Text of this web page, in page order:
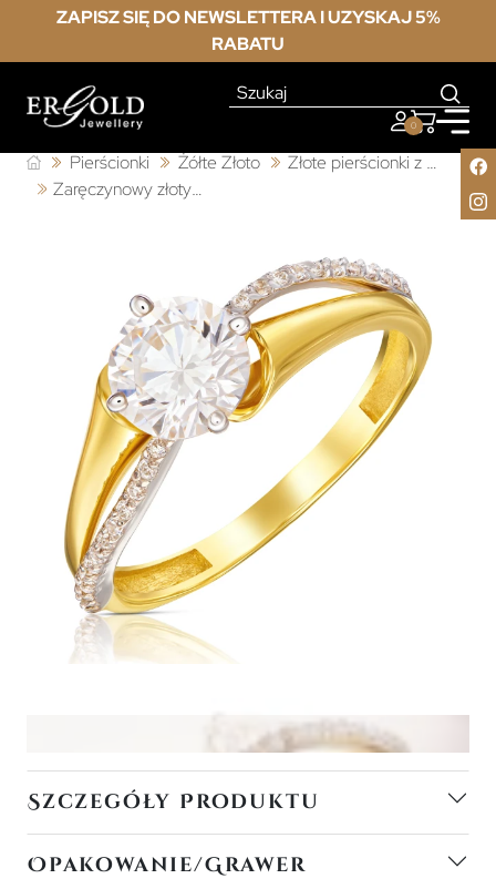
ZAPISZ SIĘ DO NEWSLETTERA I UZYSKAJ 5%
RABATU
0
Pierścionki Żółte Złoto
Złote pierścionki z cyrkonią
Zaręczynowy złoty pierścionek z białe kamienie
Szczegóły Produktu
Opakowanie/Grawer